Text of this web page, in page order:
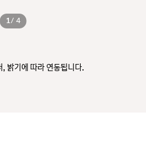
밝기에 따라 연동됩니다.
1/ 4